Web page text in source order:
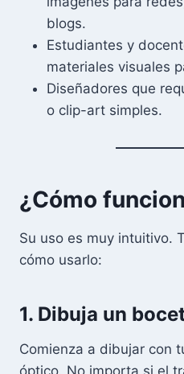
blogs.
Estudiantes y
materiales visuales
Diseñadores que
o clip-art simples.
¿Cómo
Su uso es muy intuitivo.
cómo usarlo:
1. Dibuja un
Comienza a dibujar con
óptico. No importa si el